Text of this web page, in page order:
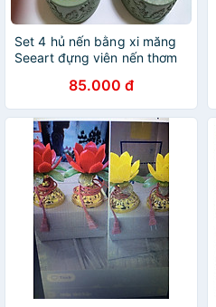
Set 4 hủ nến bằng xi măng
Seeart đựng viên nến thơm
handmade DIY, cốc để nến
cúng phật , bàn thờ trang trí
85.000 đ